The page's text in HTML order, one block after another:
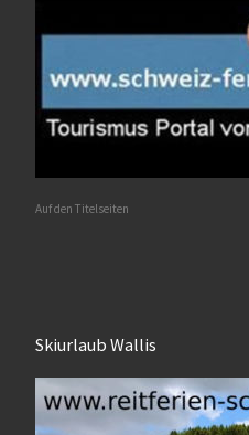
Auf den Titelseiten
Skiurlaub Wallis